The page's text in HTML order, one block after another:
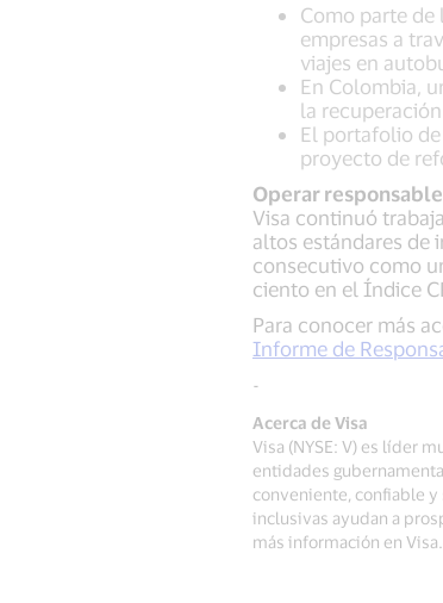
Como parte de
empresas a
viajes en
En Colombia,
la
El portafolio
proyecto de
Operar
Visa continuó
altos estándares de
consecutivo como
ciento en el Índice
Para conocer más
Informe de
-
Acerca de Visa
Visa (NYSE: V) es líder
entidades
conveniente, confiable y
inclusivas ayudan a
más información en